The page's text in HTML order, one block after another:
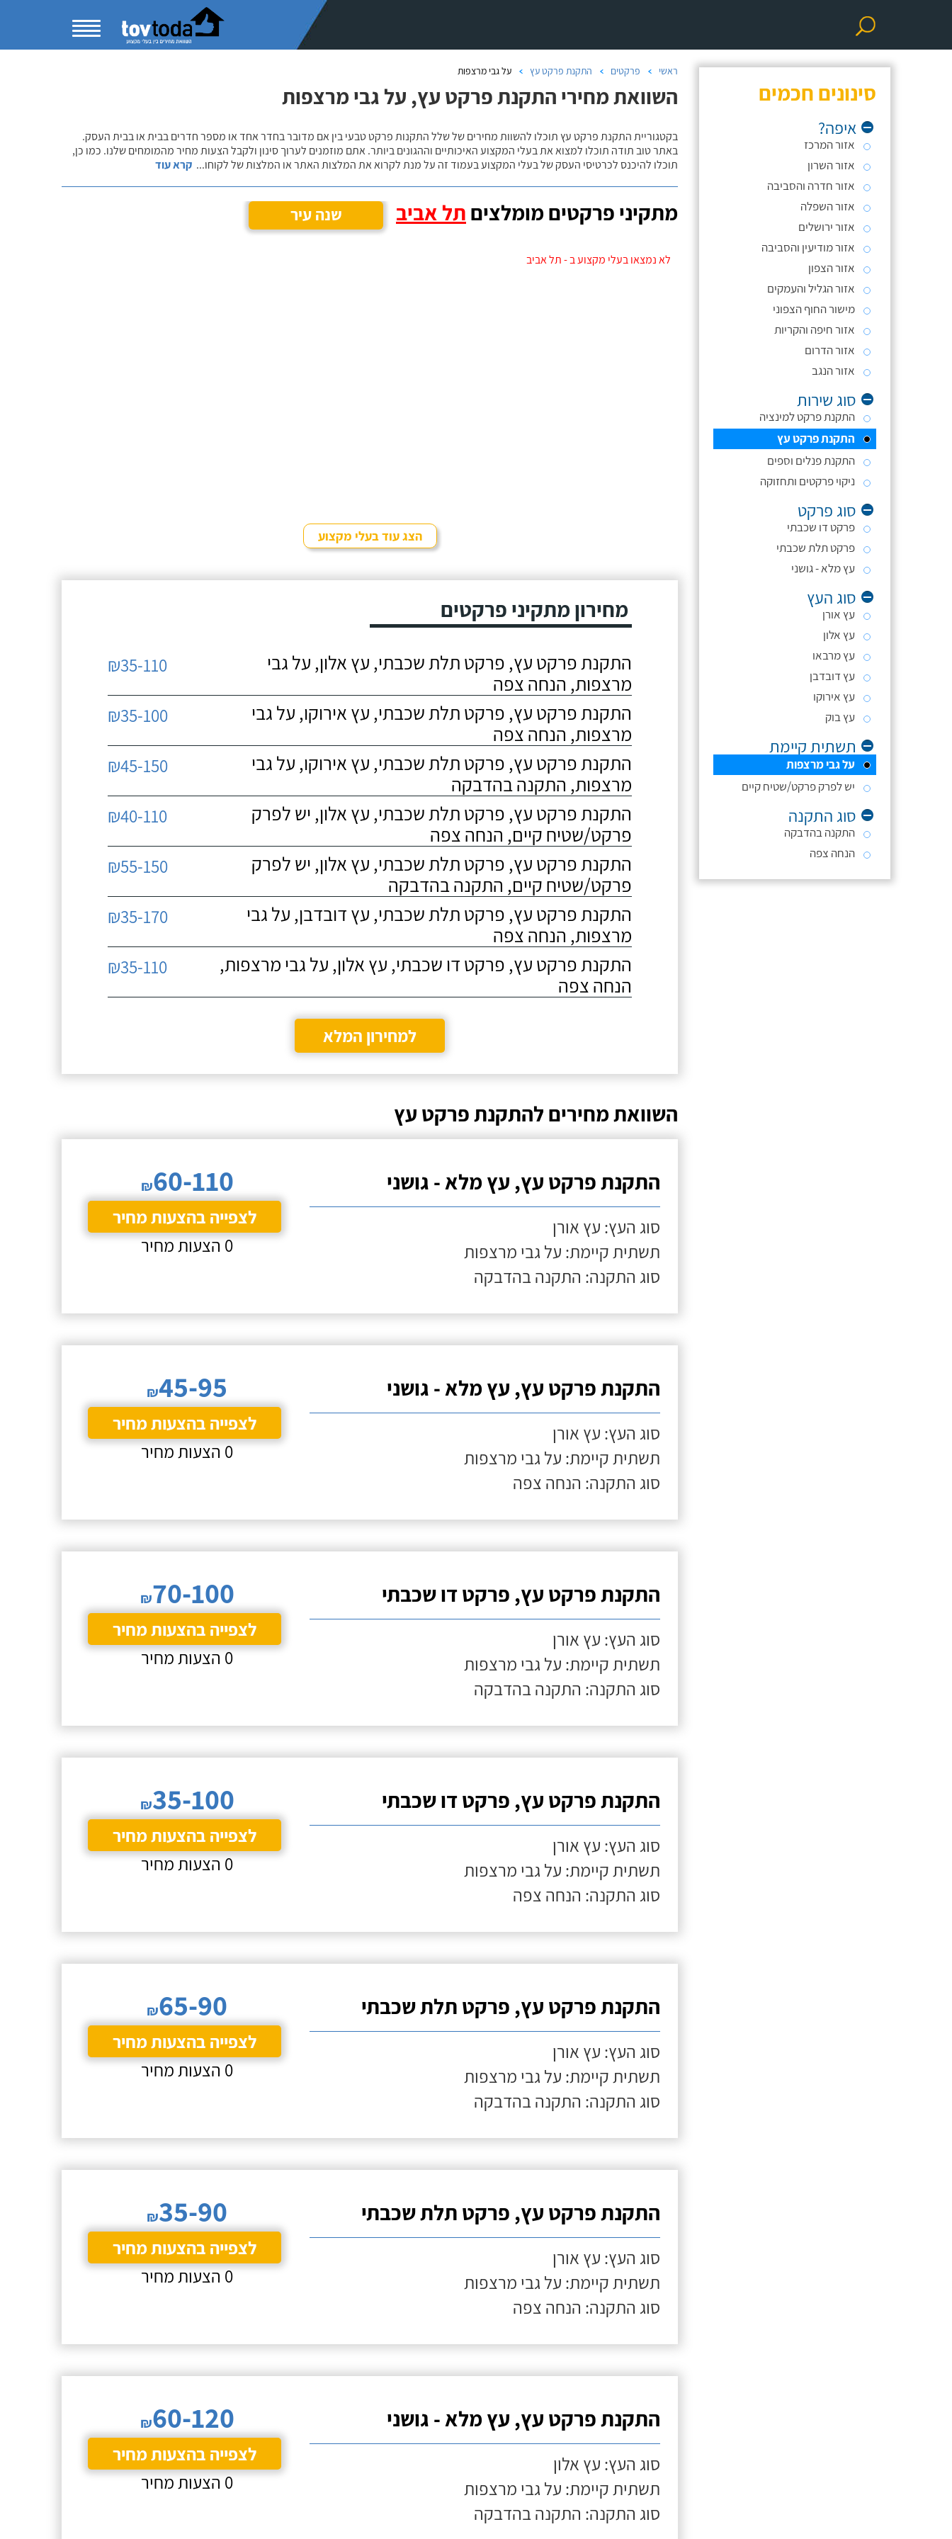
סינונים חכמים
איפה?
אזור המרכז
אזור השרון
אזור חדרה והסביבה
אזור השפלה
אזור ירושלים
אזור מודיעין והסביבה
אזור הצפון
אזור הגליל והעמקים
מישור החוף הצפוני
אזור חיפה והקריות
אזור הדרום
אזור הנגב
סוג שירות
התקנת פרקט למינציה
התקנת פרקט עץ
התקנת פנלים וספים
ניקוי פרקטים ותחזוקה
סוג פרקט
פרקט דו שכבתי
פרקט תלת שכבתי
עץ מלא - גושני
סוג העץ
עץ אורן
עץ אלון
עץ מרבאו
עץ דובדבן
עץ אירוקו
עץ בוק
תשתית קיימת
על גבי מרצפות
יש לפרק פרקט/שטיח קיים
סוג התקנה
התקנה בהדבקה
הנחה צפה
ראשי פרקטים התקנת פרקט עץ על גבי מרצפות
השוואת מחירי התקנת פרקט עץ, על גבי מרצפות
בקטגוריית התקנת פרקט עץ תוכלו להשוות מחירים של שלל התקנות פרקט טבעי בין אם מדובר בחדר אחד או מספר חדרים בבית או בבית העסק.
באתר טוב תודה תוכלו למצוא את בעלי המקצוע האיכותיים וההגונים ביותר. אתם מוזמנים לערוך סינון ולקבל הצעות מחיר מהמומחים שלנו. כמו כן,
תוכלו להיכנס לכרטיסי העסק של בעלי המקצוע בעמוד זה על מנת לקרוא את המלצות האתר או המלצות של לקוחו... קרא עוד
מתקיני פרקטים מומלצים תל אביב שנה עיר
לא נמצאו בעלי מקצוע ב - תל אביב
הצג עוד בעלי מקצוע
מחירון מתקיני פרקטים
התקנת פרקט עץ, פרקט תלת שכבתי, עץ אלון, על גבי
מרצפות, הנחה צפה
₪35-110
התקנת פרקט עץ, פרקט תלת שכבתי, עץ אירוקו, על גבי
מרצפות, הנחה צפה
₪35-100
התקנת פרקט עץ, פרקט תלת שכבתי, עץ אירוקו, על גבי
מרצפות, התקנה בהדבקה
₪45-150
התקנת פרקט עץ, פרקט תלת שכבתי, עץ אלון, יש לפרק
פרקט/שטיח קיים, הנחה צפה
₪40-110
התקנת פרקט עץ, פרקט תלת שכבתי, עץ אלון, יש לפרק
פרקט/שטיח קיים, התקנה בהדבקה
₪55-150
התקנת פרקט עץ, פרקט תלת שכבתי, עץ דובדבן, על גבי
מרצפות, הנחה צפה
₪35-170
התקנת פרקט עץ, פרקט דו שכבתי, עץ אלון, על גבי מרצפות,
הנחה צפה
₪35-110
למחירון המלא
השוואת מחירים להתקנת פרקט עץ
התקנת פרקט עץ, עץ מלא - גושני
סוג העץ: עץ אורן
תשתית קיימת: על גבי מרצפות
סוג התקנה: התקנה בהדבקה
₪60-110
לצפייה בהצעות מחיר
0 הצעות מחיר
התקנת פרקט עץ, עץ מלא - גושני
סוג העץ: עץ אורן
תשתית קיימת: על גבי מרצפות
סוג התקנה: הנחה צפה
₪45-95
לצפייה בהצעות מחיר
0 הצעות מחיר
התקנת פרקט עץ, פרקט דו שכבתי
סוג העץ: עץ אורן
תשתית קיימת: על גבי מרצפות
סוג התקנה: התקנה בהדבקה
₪70-100
לצפייה בהצעות מחיר
0 הצעות מחיר
התקנת פרקט עץ, פרקט דו שכבתי
סוג העץ: עץ אורן
תשתית קיימת: על גבי מרצפות
סוג התקנה: הנחה צפה
₪35-100
לצפייה בהצעות מחיר
0 הצעות מחיר
התקנת פרקט עץ, פרקט תלת שכבתי
סוג העץ: עץ אורן
תשתית קיימת: על גבי מרצפות
סוג התקנה: התקנה בהדבקה
₪65-90
לצפייה בהצעות מחיר
0 הצעות מחיר
התקנת פרקט עץ, פרקט תלת שכבתי
סוג העץ: עץ אורן
תשתית קיימת: על גבי מרצפות
סוג התקנה: הנחה צפה
₪35-90
לצפייה בהצעות מחיר
0 הצעות מחיר
התקנת פרקט עץ, עץ מלא - גושני
סוג העץ: עץ אלון
תשתית קיימת: על גבי מרצפות
סוג התקנה: התקנה בהדבקה
₪60-120
לצפייה בהצעות מחיר
0 הצעות מחיר